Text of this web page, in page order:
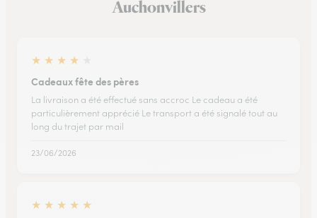
Auchonvillers
★ ★ ★ ★
Cadeaux fête des pères
La livraison a été effectué sans accroc Le cadeau a été
particulièrement apprécié Le transport a été signalé tout au
long du trajet par mail
23/06/2026
★ ★ ★ ★ ★